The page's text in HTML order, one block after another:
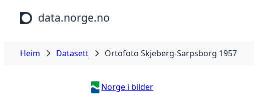
Hopp til hovudinnhald
data.norge.no
Heim Datasett Ortofoto Skjeberg-Sarpsborg 1957
Norge i bilder